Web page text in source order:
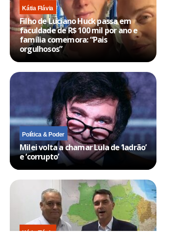
Kátia Flávia
Filho de Luciano Huck passa em
faculdade de R$ 100 mil por ano e
família comemora: “Pais
orgulhosos”
Política & Poder
Milei volta a chamar Lula de ‘ladrão’
e ‘corrupto’
Kátia Flávia